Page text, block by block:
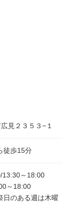
見２３５３−１
徒歩15分
13:30～18:00
～18:00
日のある週は木曜